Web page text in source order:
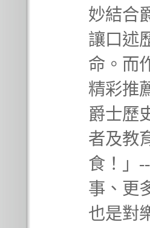
妙結合
讓口述
命。而
精彩推
爵士歷
者及教
食！」
事、更
也是對